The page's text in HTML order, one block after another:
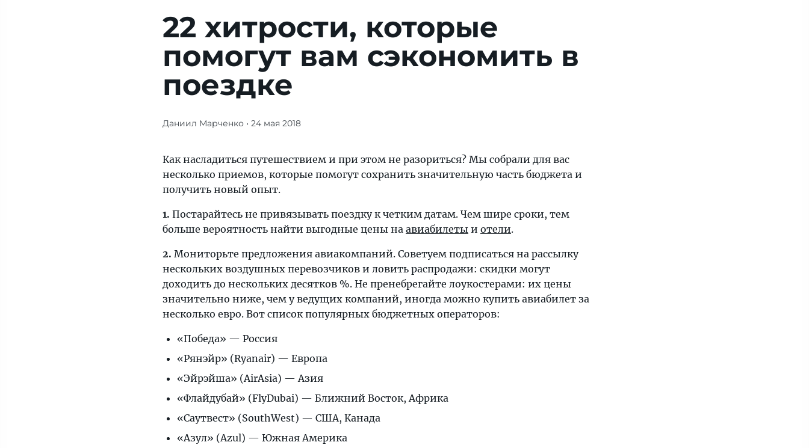
22 хитрости, которые
помогут вам сэкономить в
поездке
Журнал/22
которые
помогут
вам
в
поездке
«Тонкости
туризма»
делятся
секретами.
Подробные
инструкции,
лайфхаки
и
все,
нужно
знать
Даниил Марченко • 24 мая 2018
Как насладиться путешествием и при этом не разориться? Мы собрали для вас
несколько приемов, которые помогут сохранить значительную часть бюджета и
получить новый опыт.
1. Постарайтесь не привязывать поездку к четким датам. Чем шире сроки, тем
больше вероятность найти выгодные цены на авиабилеты и отели.
2. Мониторьте предложения авиакомпаний. Советуем подписаться на рассылку
нескольких воздушных перевозчиков и ловить распродажи: скидки могут
доходить до нескольких десятков %. Не пренебрегайте лоукостерами: их цены
значительно ниже, чем у ведущих компаний, иногда можно купить авиабилет за
несколько евро. Вот список популярных бюджетных операторов:
«Победа» — Россия
«Рянэйр» (Ryanair) — Европа
«Эйрэйша» (AirAsia) — Азия
«Флайдубай» (FlyDubai) — Ближний Восток, Африка
«Саутвест» (SouthWest) — США, Канада
«Азул» (Azul) — Южная Америка